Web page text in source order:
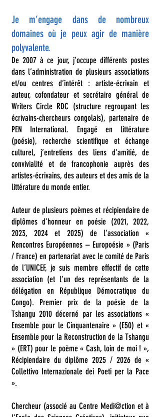
Je m’engage dans de nombreux
domaines où je peux agir de manière
polyvalente.
De 2007 à ce jour, j’occupe différents postes
dans l’administration de plusieurs associations
et/ou centres d’intérêt : artiste-écrivain et
auteur, cofondateur et secrétaire général de
Writers Circle RDC (structure regroupant les
écrivains-chercheurs congolais), partenaire de
PEN International. Engagé en littérature
(poésie), recherche scientifique et échange
culturel, j’entretiens des liens d’amitié, de
convivialité et de francophonie auprès des
artistes-écrivains, des auteurs et des amis de la
littérature du monde entier.
Auteur de plusieurs poèmes et récipiendaire de
diplômes d’honneur en poésie (2021, 2022,
2023, 2024 et 2025) de l’association «
Rencontres Européennes – Europoésie » (Paris
/ France) en partenariat avec le comité de Paris
de l’UNICEF, je suis membre effectif de cette
association (et l’un des représentants de la
délégation en République Démocratique du
Congo). Premier prix de la poésie de la
Tshangu 2010 décerné par les associations «
Ensemble pour le Cinquantenaire » (E50) et «
Ensemble pour la Reconstruction de la Tshangu
» (ERT) pour le poème « Cash, loin de moi ! »,
Récipiendaire du diplôme 2025 / 2026 de «
Collettivo Internazionale dei Poeti per la Pace
».
Chercheur (associé au Centre Medi@ction et à